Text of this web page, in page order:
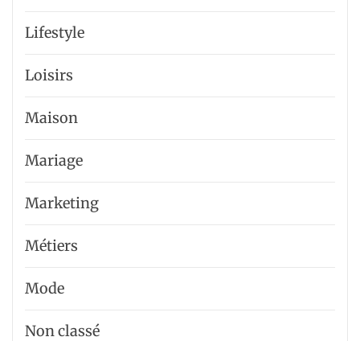
Lifestyle
Loisirs
Maison
Mariage
Marketing
Métiers
Mode
Non classé